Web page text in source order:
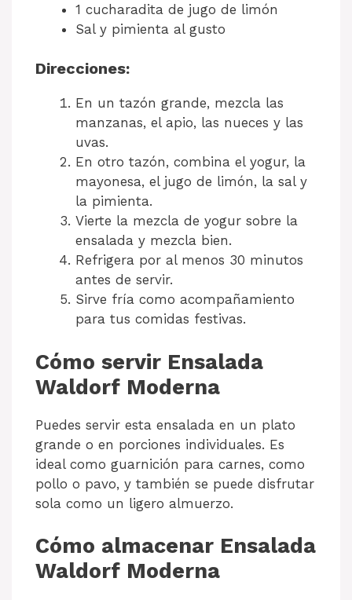
1 cucharadita de jugo de limón
Sal y pimienta al gusto
Direcciones:
En un tazón grande, mezcla las
manzanas, el apio, las nueces y las
uvas.
En otro tazón, combina el yogur, la
mayonesa, el jugo de limón, la sal y
la pimienta.
Vierte la mezcla de yogur sobre la
ensalada y mezcla bien.
Refrigera por al menos 30 minutos
antes de servir.
Sirve fría como acompañamiento
para tus comidas festivas.
Cómo servir Ensalada
Waldorf Moderna
Puedes servir esta ensalada en un plato
grande o en porciones individuales. Es
ideal como guarnición para carnes, como
pollo o pavo, y también se puede disfrutar
sola como un ligero almuerzo.
Cómo almacenar Ensalada
Waldorf Moderna